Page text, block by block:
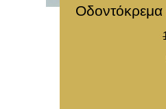
Οδοντόκρεμα